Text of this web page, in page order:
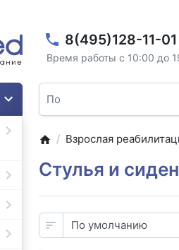
8(495)128-11-01
Время работы с 10:00 до
Взрослая
Стулья и